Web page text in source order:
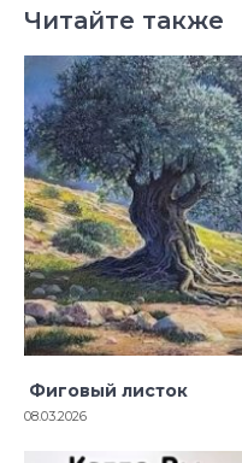
Читайте также
Фиговый листок
08.03.2026